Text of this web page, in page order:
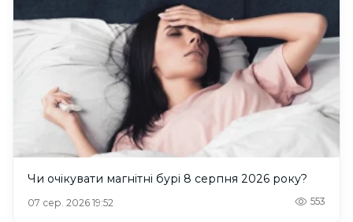
Чи очікувати магнітні бурі 8 серпня 2026 року?
07 сер. 2026 19:52 553